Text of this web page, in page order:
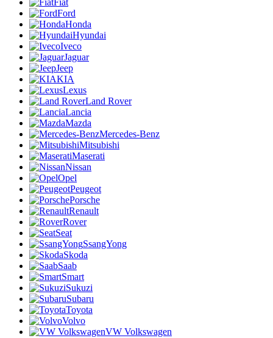
Fiat
Ford
Honda
Hyundai
Iveco
Jaguar
Jeep
KIA
Lexus
Land Rover
Lancia
Mazda
Mercedes-Benz
Mitsubishi
Maserati
Nissan
Opel
Peugeot
Porsche
Renault
Rover
Seat
SsangYong
Skoda
Saab
Smart
Sukuzi
Subaru
Toyota
Volvo
VW Volkswagen